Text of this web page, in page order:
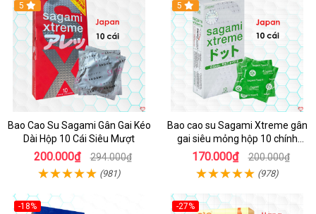
5
Bao Cao Su Sagami Gân Gai Kéo
Dài Hộp 10 Cái Siêu Mượt
200.000₫ 294.000₫
(981)
5
Bao cao su Sagami Xtreme gân
gai siêu mỏng hộp 10 chính
hãng
170.000₫ 200.000₫
(978)
-18%
-27%